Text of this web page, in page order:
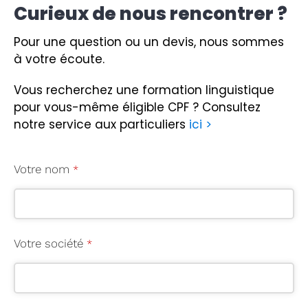
Curieux de nous rencontrer ?
Pour une question ou un devis, nous sommes
à votre écoute.
Vous recherchez une formation linguistique
pour vous-même éligible CPF ? Consultez
notre service aux particuliers ici >
C
o
a
ct
ai
Votre nom *
Votre société *